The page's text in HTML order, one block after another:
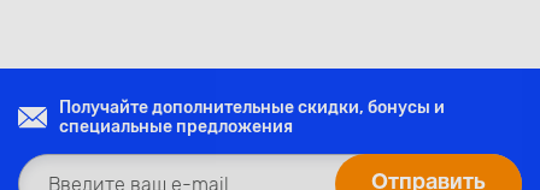
Получайте дополнительные скидки, бонусы и
специальные предложения